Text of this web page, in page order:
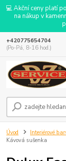
💻 Akční ceny platí
na nákup v
+420775654704
(Po-Pá, 8-16 hod.)
Úvod Interiérové
Kávová sušenka